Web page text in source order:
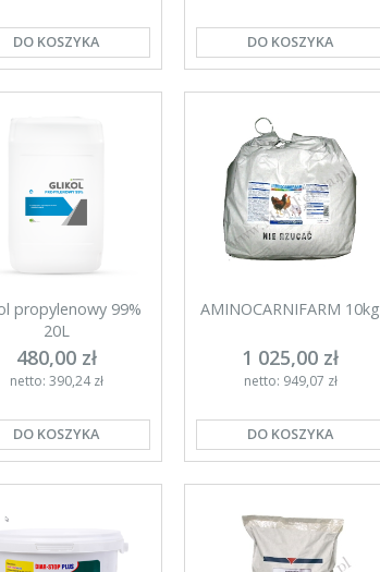
DO KOSZYKA DO KOSZYKA
propylenowy 99%
20L
480,00 zł
netto: 390,24 zł
DO KOSZYKA
AMINOCARNIFARM 10kg
1 025,00 zł
netto: 949,07 zł
DO KOSZYKA